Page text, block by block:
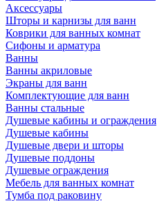
Аксессуары
Шторы и карнизы для ванн
Коврики для ванных комнат
Сифоны и арматура
Ванны
Ванны акриловые
Экраны для ванн
Комплектующие для ванн
Ванны стальные
Душевые кабины и ограждения
Душевые кабины
Душевые двери и шторы
Душевые поддоны
Душевые ограждения
Мебель для ванных комнат
Тумба под раковину